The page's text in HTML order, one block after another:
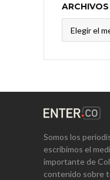
ARCHIVOS
Somos los
escribimos el
importante de
contenido sobre